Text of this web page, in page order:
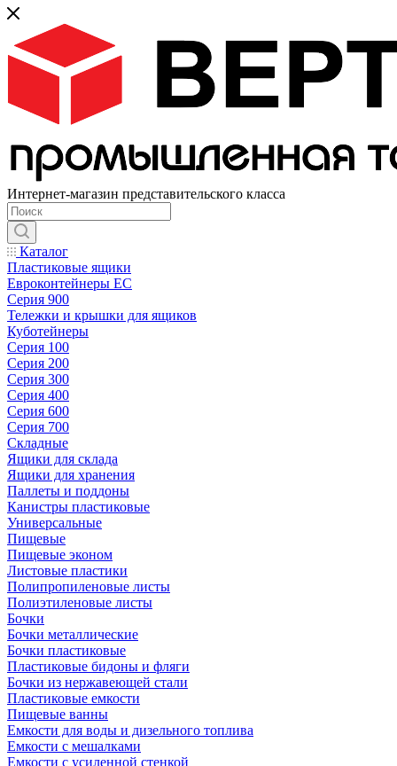
Интернет-магазин представительского класса
Каталог
Пластиковые ящики
Евроконтейнеры ЕС
Серия 900
Тележки и крышки для ящиков
Куботейнеры
Серия 100
Серия 200
Серия 300
Серия 400
Серия 600
Серия 700
Складные
Ящики для склада
Ящики для хранения
Паллеты и поддоны
Канистры пластиковые
Универсальные
Пищевые
Пищевые эконом
Листовые пластики
Полипропиленовые листы
Полиэтиленовые листы
Бочки
Бочки металлические
Бочки пластиковые
Пластиковые бидоны и фляги
Бочки из нержавеющей стали
Пластиковые емкости
Пищевые ванны
Емкости для воды и дизельного топлива
Емкости с мешалками
Емкости с усиленной стенкой